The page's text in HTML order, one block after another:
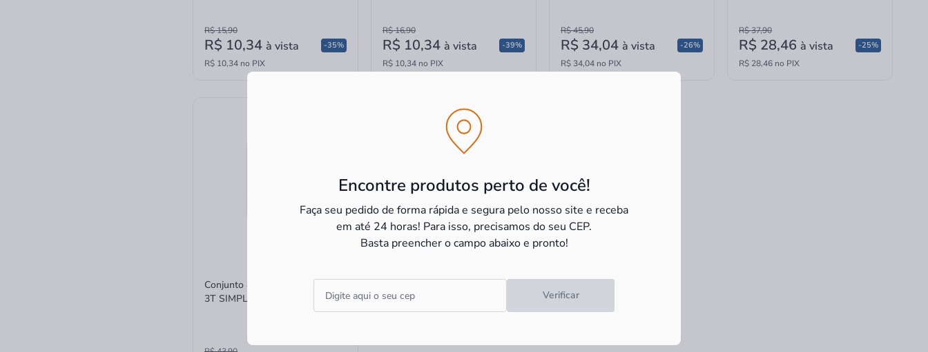
Encontre produtos perto de você!
Faça seu pedido de forma rápida e segura pelo nosso site e receba
em até 24 horas! Para isso, precisamos do seu CEP.
Basta preencher o campo abaixo e pronto!
Verificar
R$ 15,90
R$ 10,34 à vista
R$ 10,34 no PIX
-35%
R$ 16,90
R$ 10,34 à vista
R$ 10,34 no PIX
-39%
R$ 45,90
R$ 34,04 à vista
R$ 34,04 no PIX
-26%
R$ 37,90
R$ 28,46 à vista
R$ 28,46 no PIX
-25%
Conjunto 4X2 Schneider Miluz
3T SIMPLES 10A